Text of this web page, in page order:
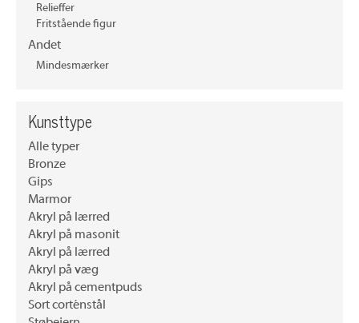
Relieffer
Fritstående figur
Andet
Mindesmærker
Kunsttype
Alle typer
Bronze
Gips
Marmor
Akryl på lærred
Akryl på masonit
Akryl på lærred
Akryl på væg
Akryl på cementpuds
Sort corténstål